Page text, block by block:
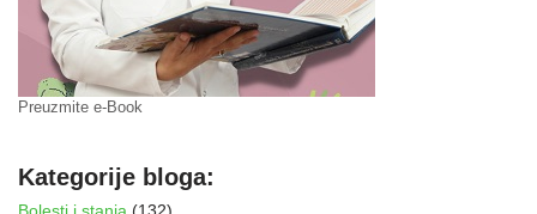
Preuzmite e-Book
Kategorije bloga: